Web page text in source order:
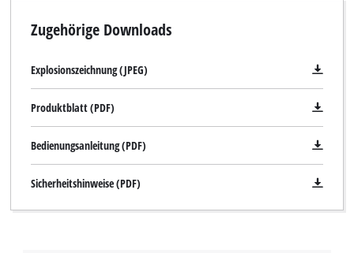
Zugehörige Downloads
Explosionszeichnung (JPEG)
Produktblatt (PDF)
Bedienungsanleitung (PDF)
Sicherheitshinweise (PDF)